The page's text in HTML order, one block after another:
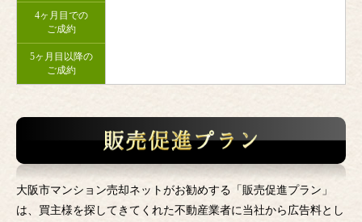
4ヶ月目での
ご成約
5ヶ月目以降の
ご成約
大阪市マンション売却ネットがお勧めする「販売促進プラン」
は、買主様を探してきてくれた不動産業者に当社から広告料とし